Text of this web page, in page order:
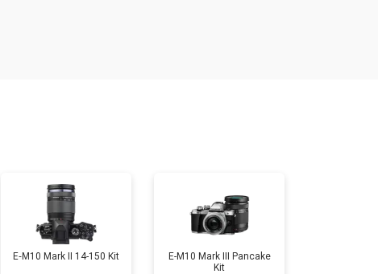
от 4300 ₽ Заказать
E‑M10 Mark II 14-150 Kit
E-M10 Mark III Pancake
Kit